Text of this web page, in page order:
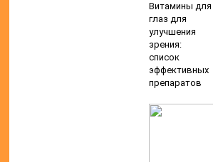
Витамины для
глаз для
улучшения
зрения:
список
эффективных
препаратов